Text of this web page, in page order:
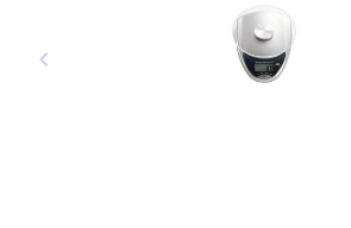
Précédent
keyboard_arrow_left